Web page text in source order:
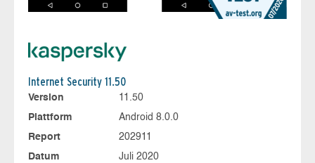
Internet Security 11.50
Version
11.50
Plattform
Android 8.0.0
Report
202911
Datum
Juli 2020